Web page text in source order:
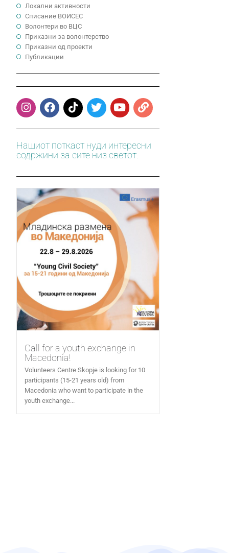
Локални активности
Cписание ВОИСЕС
Волонтери во ВЦС
Приказни за волонтерство
Приказни од проекти
Публикации
Нашиот поткаст нуди интересни
содржини за сите низ светот.
Call for a youth exchange in
Macedonia!
Volunteers Centre Skopje is looking for 10
participants (15-21 years old) from
Macedonia who want to participate in the
youth exchange...